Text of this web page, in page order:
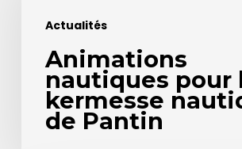
Actualités
kermesse
nautique
Animations
nautiques pour
kermesse
de Pantin